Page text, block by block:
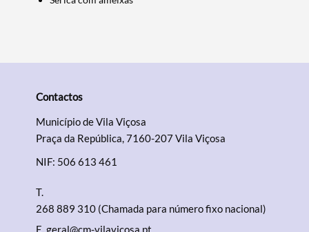
Termo de Pesquisa
Categorias gerais
Contactos
Município de Vila Viçosa
Praça da República, 7160-207 Vila Viçosa
NIF: 506 613 461
T.
268 889 310 (Chamada para número fixo nacional)
E.geral@cm-vilavicosa.pt